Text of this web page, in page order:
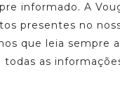
informado. A
presentes no
que leia sempre
as